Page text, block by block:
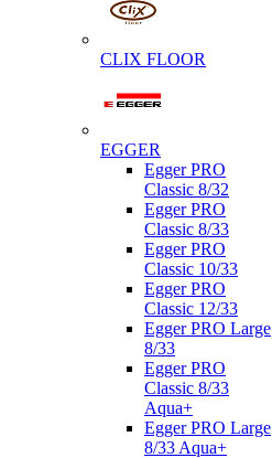
CLIX FLOOR
EGGER
Egger PRO
Classic 8/32
Egger PRO
Classic 8/33
Egger PRO
Classic 10/33
Egger PRO
Classic 12/33
Egger PRO Large
8/33
Egger PRO
Classic 8/33
Aqua+
Egger PRO Large
8/33 Aqua+